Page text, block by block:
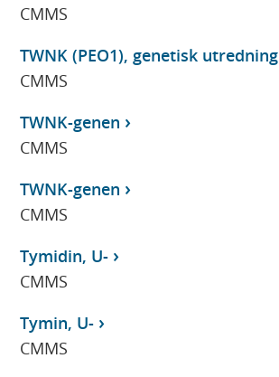
CMMS
TWNK (PEO1), genetisk utredning
CMMS
TWNK-genen
CMMS
TWNK-genen
CMMS
Tymidin, U-
CMMS
Tymin, U-
CMMS